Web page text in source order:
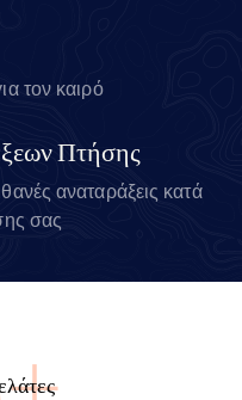
τον καιρό
Πτήσης
αναταράξεις κατά
σας